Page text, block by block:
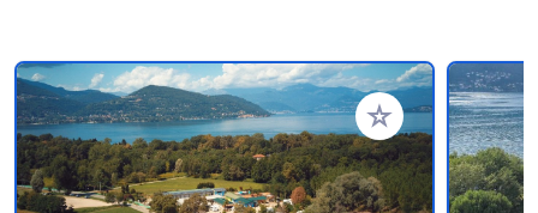
Zu Ihren Favoriten